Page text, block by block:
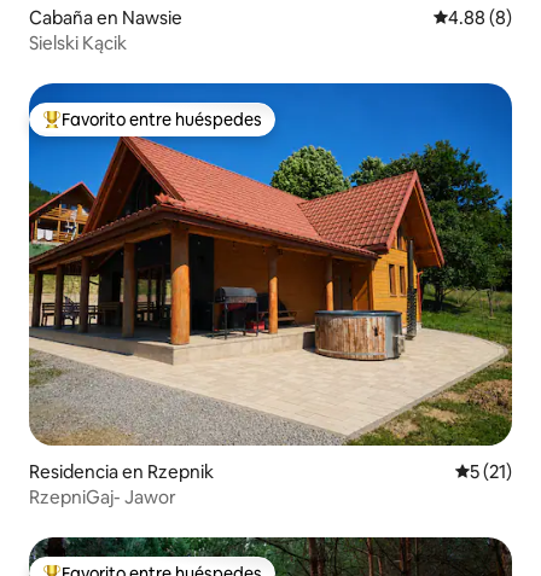
Cabaña en Nawsie Calificación
4.88 (8)
Sielski Kącik
De los mejores en Favorito entre huéspedes
Favorito entre huéspedes
Residencia en Rzepnik
5 (21)
RzepniGaj- Jawor